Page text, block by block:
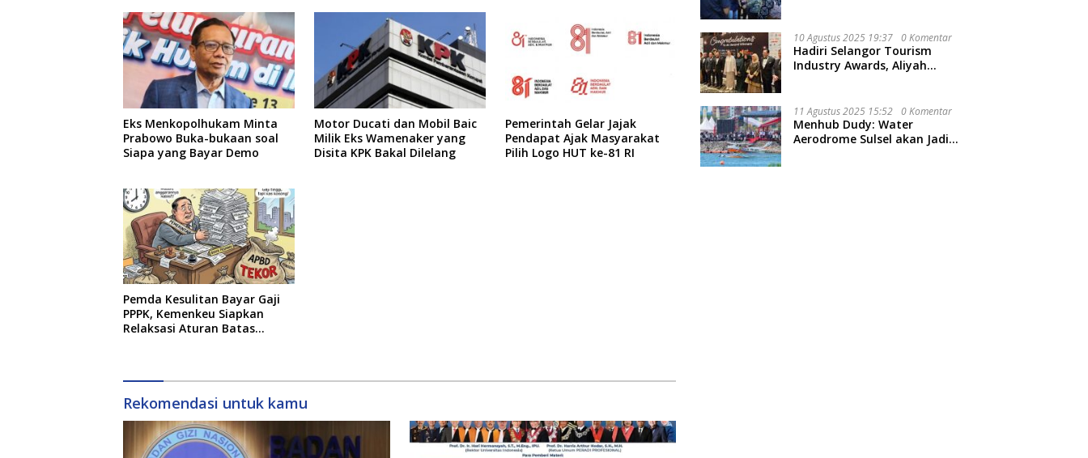
Eks Menkopolhukam Minta
Prabowo Buka-bukaan soal
Siapa yang Bayar Demo
Motor Ducati dan Mobil Baic
Milik Eks Wamenaker yang
Disita KPK Bakal Dilelang
Pemerintah Gelar Jajak
Pendapat Ajak Masyarakat
Pilih Logo HUT ke-81 RI
Pemda Kesulitan Bayar Gaji
PPPK, Kemenkeu Siapkan
Relaksasi Aturan Batas
Rekomendasi untuk kamu
10 Agustus 2025 19:37 0 Komentar
Hadiri Selangor Tourism
Industry Awards, Aliyah
11 Agustus 2025 15:52 0 Komentar
Menhub Dudy: Water
Aerodrome Sulsel akan Jadi